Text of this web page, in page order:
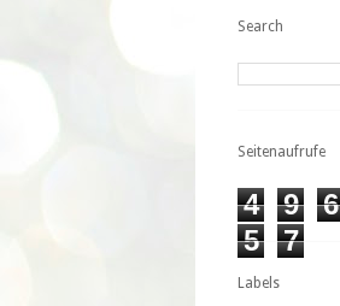
Search
Seitenaufrufe
4 9 6
5
7
Labels